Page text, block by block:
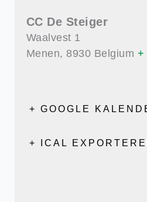
CC De Steiger
Waalvest 1
Menen, 8930 Belgium +
+ GOOGLE
+ ICAL